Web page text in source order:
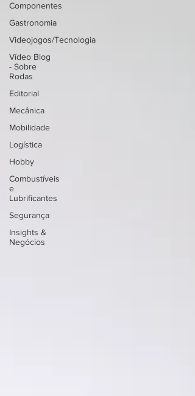
Componentes
Gastronomia
Videojogos/Tecnologia
Vídeo Blog
- Sobre
Rodas
Editorial
Mecânica
Mobilidade
Logística
Hobby
Combustíveis
e
Lubrificantes
Segurança
Insights &
Negócios